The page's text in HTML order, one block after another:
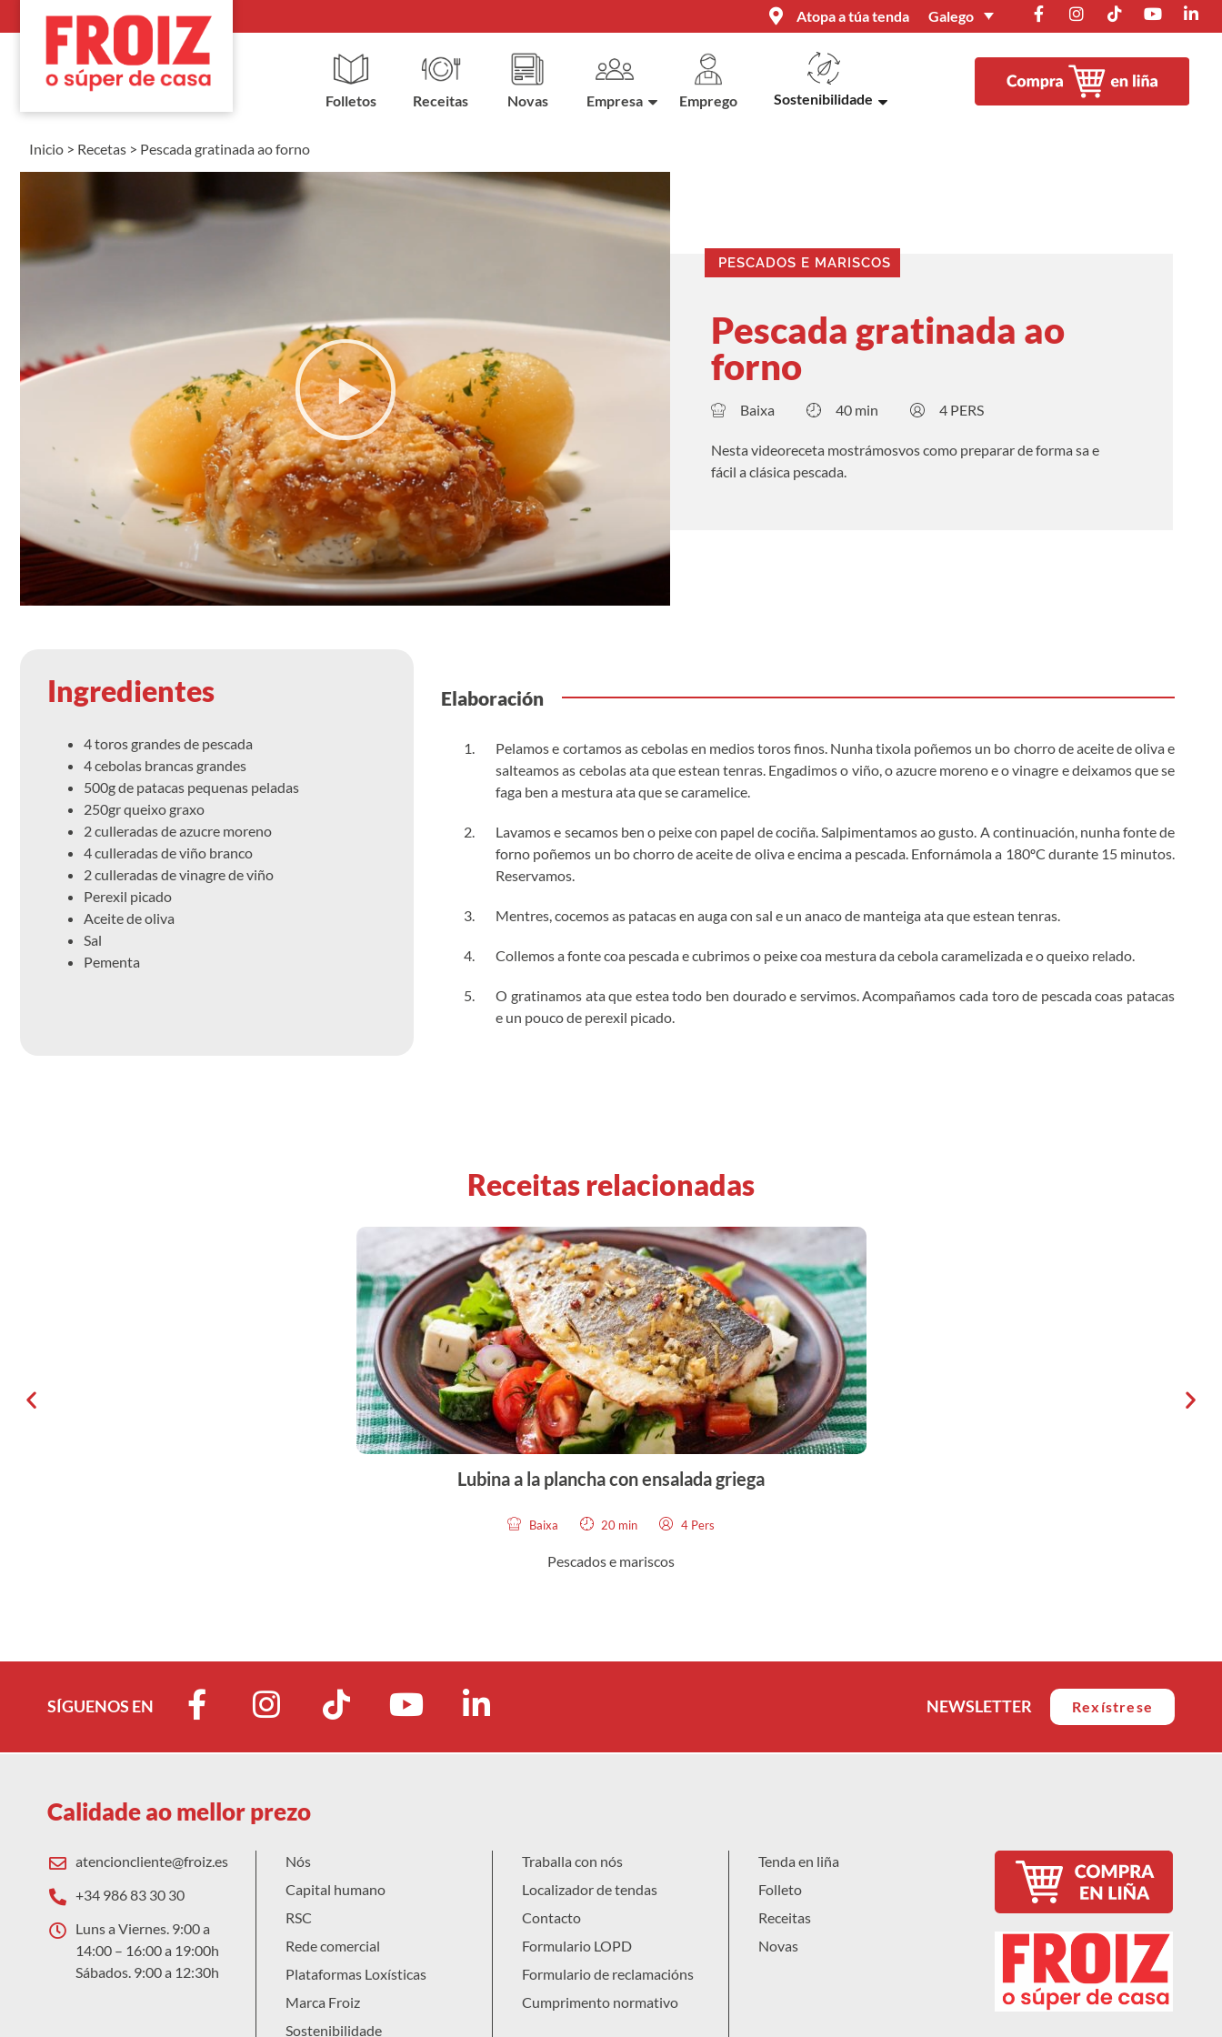
Atopa a túa tenda Galego
Folletos Receitas Novas Empresa Emprego Sostenibilidade
Inicio > Recetas > Pescada gratinada ao forno
PESCADOS E MARISCOS
Pescada gratinada ao
forno
Baixa 40 min 4 PERS
Nesta videoreceta mostrámosvos como preparar de forma sa e
fácil a clásica pescada.
Ingredientes
4 toros grandes de pescada
4 cebolas brancas grandes
500g de patacas pequenas peladas
250gr queixo graxo
2 culleradas de azucre moreno
4 culleradas de viño branco
2 culleradas de vinagre de viño
Perexil picado
Aceite de oliva
Sal
Pementa
Elaboración
Pelamos e cortamos as cebolas en medios toros finos. Nunha tixola poñemos un bo chorro de aceite de oliva e
salteamos as cebolas ata que estean tenras. Engadimos o viño, o azucre moreno e o vinagre e deixamos que se
faga ben a mestura ata que se caramelice.
Lavamos e secamos ben o peixe con papel de cociña. Salpimentamos ao gusto. A continuación, nunha fonte de
forno poñemos un bo chorro de aceite de oliva e encima a pescada. Enfornámola a 180ºC durante 15 minutos.
Reservamos.
Mentres, cocemos as patacas en auga con sal e un anaco de manteiga ata que estean tenras.
Collemos a fonte coa pescada e cubrimos o peixe coa mestura da cebola caramelizada e o queixo relado.
O gratinamos ata que estea todo ben dourado e servimos. Acompañamos cada toro de pescada coas patacas
e un pouco de perexil picado.
Receitas relacionadas
Lubina a la plancha con ensalada griega
Baixa 20 min 4 Pers
Pescados e mariscos
SÍGUENOS EN NEWSLETTER Rexístrese
Calidade ao mellor prezo
atencioncliente@froiz.es
+34 986 83 30 30
Luns a Viernes. 9:00 a
14:00 – 16:00 a 19:00h
Sábados. 9:00 a 12:30h
Nós
Capital humano
RSC
Rede comercial
Plataformas Loxísticas
Marca Froiz
Sostenibilidade
Traballa con nós
Localizador de tendas
Contacto
Formulario LOPD
Formulario de reclamacións
Cumprimento normativo
Tenda en liña
Folleto
Receitas
Novas